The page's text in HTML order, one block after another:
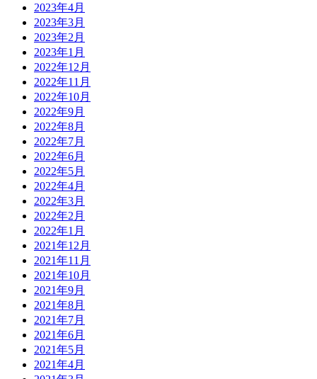
2023年4月
2023年3月
2023年2月
2023年1月
2022年12月
2022年11月
2022年10月
2022年9月
2022年8月
2022年7月
2022年6月
2022年5月
2022年4月
2022年3月
2022年2月
2022年1月
2021年12月
2021年11月
2021年10月
2021年9月
2021年8月
2021年7月
2021年6月
2021年5月
2021年4月